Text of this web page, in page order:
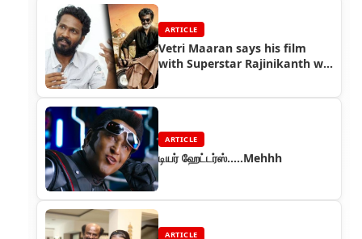
ARTICLE
Vetri Maaran says his film
with Superstar Rajinikanth will
ARTICLE
டியர் ஹேட்டர்ஸ்.....Mehhh
ARTICLE